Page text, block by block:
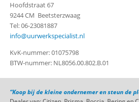
Hoofdstraat 67
9244 CM Beetsterzwaag
Tel: 06-23081887
info@uurwerkspecialist.nl
KvK-nummer: 01075798
BTW-nummer: NL8056.00.802.B.01
“Koop bij de kleine ondernemer en steun de